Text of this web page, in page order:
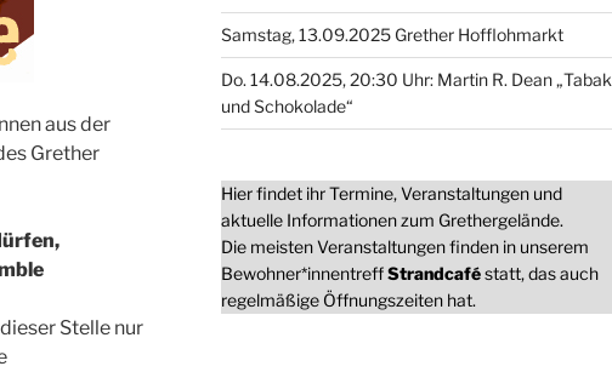
aus der
Grether
Stelle nur
Samstag, 13.09.2025 Grether Hofflohmarkt
Do. 14.08.2025, 20:30 Uhr: Martin R. Dean „Tabak
und Schokolade“
Hier findet ihr Termine, Veranstaltungen und
aktuelle Informationen zum Grethergelände.
Die meisten Veranstaltungen finden in unserem
Bewohner*innentreffStrandcaféstatt, das auch
regelmäßige Öffnungszeiten hat.